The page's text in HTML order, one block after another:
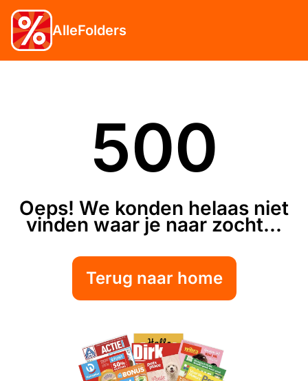
AlleFolders
500
Oeps! We konden helaas niet
vinden waar je naar zocht...
Terug naar home